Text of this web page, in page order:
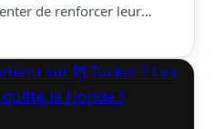
de renforcer leur
c’est John
que les Hawks
d’échanger et